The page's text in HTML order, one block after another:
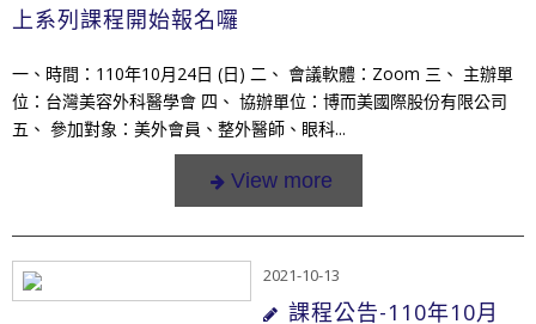
上系列課程開始報名囉
一、時間：110年10月24日 (日) 二、 會議軟體：Zoom 三、 主辦單
位：台灣美容外科醫學會 四、 協辦單位：博而美國際股份有限公司
五、 參加對象：美外會員、整外醫師、眼科...
2021-10-13
課程公告-110年10月